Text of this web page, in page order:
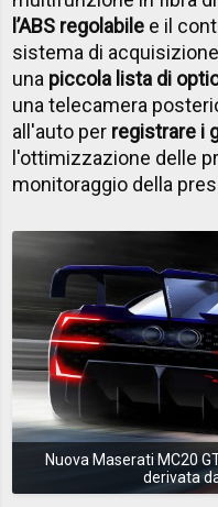
l’ABS regolabile e il
sistema di
una piccola lista di
una telecamera
all'auto per registrare i
l'ottimizzazione delle
monitoraggio della
Nuova Maserati MC20
derivata